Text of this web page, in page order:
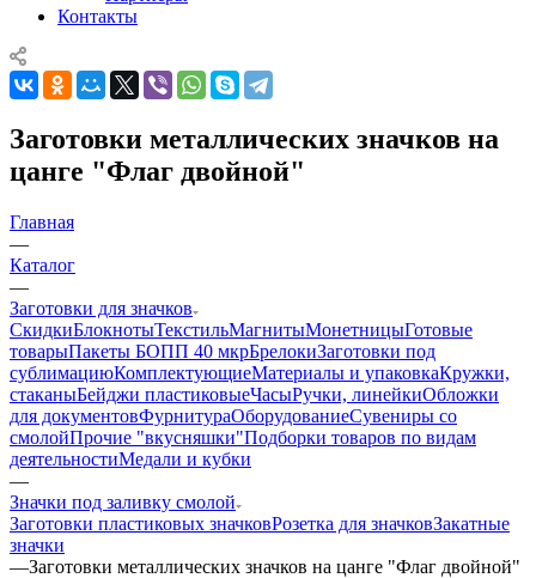
Контакты
Заготовки металлических значков на
цанге "Флаг двойной"
Главная
—
Каталог
—
Заготовки для значков
СкидкиБлокнотыТекстильМагнитыМонетницыГотовые
товарыПакеты БОПП 40 мкрБрелокиЗаготовки под
сублимациюКомплектующиеМатериалы и упаковкаКружки,
стаканыБейджи пластиковыеЧасыРучки, линейкиОбложки
для документовФурнитураОборудованиеСувениры со
смолойПрочие "вкусняшки"Подборки товаров по видам
деятельностиМедали и кубки
—
Значки под заливку смолой
Заготовки пластиковых значковРозетка для значковЗакатные
значки
—Заготовки металлических значков на цанге "Флаг двойной"